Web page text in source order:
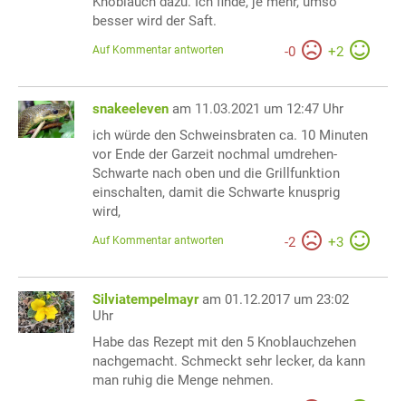
besser wird der Saft.
-0 +2
Auf Kommentar antworten
snakeeleven am 11.03.2021 um 12:47 Uhr
ich würde den Schweinsbraten ca. 10 Minuten
vor Ende der Garzeit nochmal umdrehen-
Schwarte nach oben und die Grillfunktion
einschalten, damit die Schwarte knusprig
wird,
-2 +3
Auf Kommentar antworten
Silviatempelmayr am 01.12.2017 um 23:02
Uhr
Habe das Rezept mit den 5 Knoblauchzehen
nachgemacht. Schmeckt sehr lecker, da kann
man ruhig die Menge nehmen.